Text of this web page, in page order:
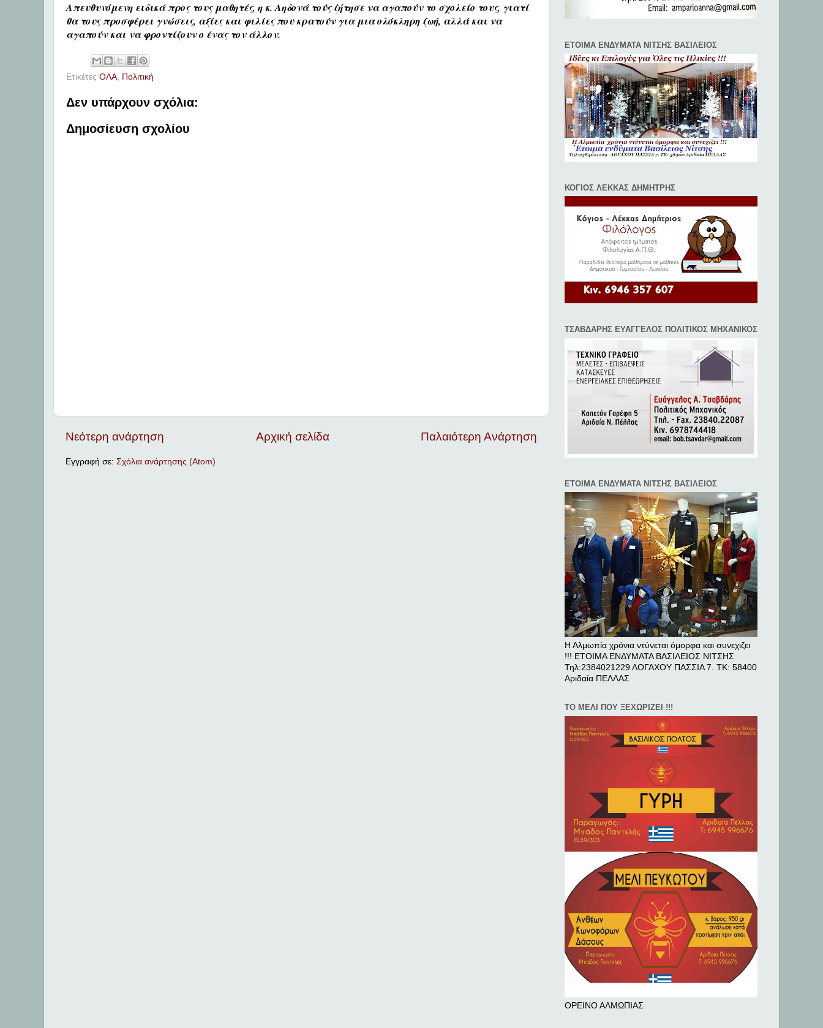
Απευθυνόμενη ειδικά προς τους μαθητές, η κ. Αηδονά τούς ζήτησε να αγαπούν το σχολείο τους, γιατί
θα τους προσφέρει γνώσεις, αξίες και φιλίες που κρατούν για μια ολόκληρη ζωή, αλλά και να
αγαπούν και να φροντίζουν ο ένας τον άλλον.
Ετικέτες ΟΛΑ Πολιτική
Δεν υπάρχουν σχόλια:
Δημοσίευση σχολίου
Νεότερη ανάρτηση Παλαιότερη Ανάρτηση
Αρχική σελίδα
Εγγραφή σε: Σχόλια ανάρτησης (Atom)
ΕΤΟΙΜΑ ΕΝΔΥΜΑΤΑ ΝΙΤΣΗΣ ΒΑΣΙΛΕΙΟΣ
ΚΟΓΙΟΣ ΛΕΚΚΑΣ ΔΗΜΗΤΡΗΣ
ΤΣΑΒΔΑΡΗΣ ΕΥΑΓΓΕΛΟΣ ΠΟΛΙΤΙΚΟΣ ΜΗΧΑΝΙΚΟΣ
ΕΤΟΙΜΑ ΕΝΔΥΜΑΤΑ ΝΙΤΣΗΣ ΒΑΣΙΛΕΙΟΣ
Η Αλμωπία χρόνια ντύνεται όμορφα και συνεχιζει
!!! ΕΤΟΙΜΑ ΕΝΔΥΜΑΤΑ ΒΑΣΙΛΕΙΟΣ ΝΙΤΣΗΣ
Τηλ:2384021229 ΛΟΓΑΧΟΥ ΠΑΣΣΙΑ 7. ΤΚ: 58400
Αριδαία ΠΕΛΛAΣ
ΤΟ ΜΕΛΙ ΠΟΥ ΞΕΧΩΡΙΖΕΙ !!!
ΟΡΕΙΝΟ ΑΛΜΩΠΙΑΣ